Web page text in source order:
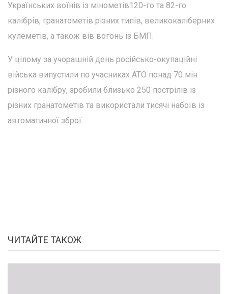
Українських воїнів із мінометів120-го та 82-го
калібрів, гранатометів різних типів, великокаліберних
кулеметів, а також вів вогонь із БМП.
У цілому за учорашній день російсько-окупаційні
війська випустили по учасниках АТО понад 70 мін
різного калібру, зробили близько 250 пострілів із
різних гранатометів та використали тисячі набоїв із
автоматичної зброї.
ЧИТАЙТЕ ТАКОЖ